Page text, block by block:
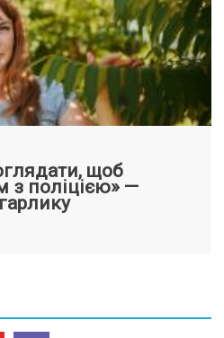
щоб
з поліцією» —